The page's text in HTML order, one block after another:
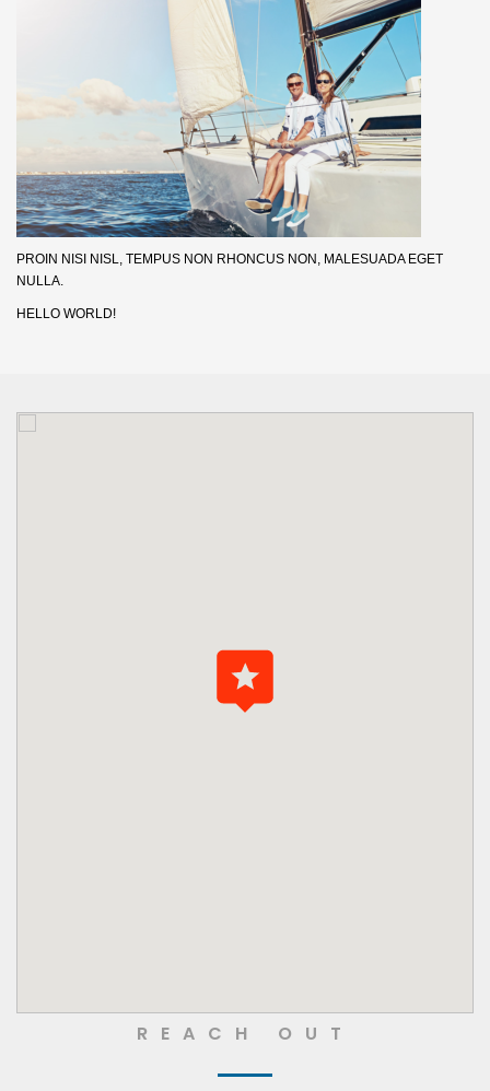
PROIN NISI NISL, TEMPUS NON RHONCUS NON, MALESUADA EGET
NULLA.
HELLO WORLD!
REACH OUT